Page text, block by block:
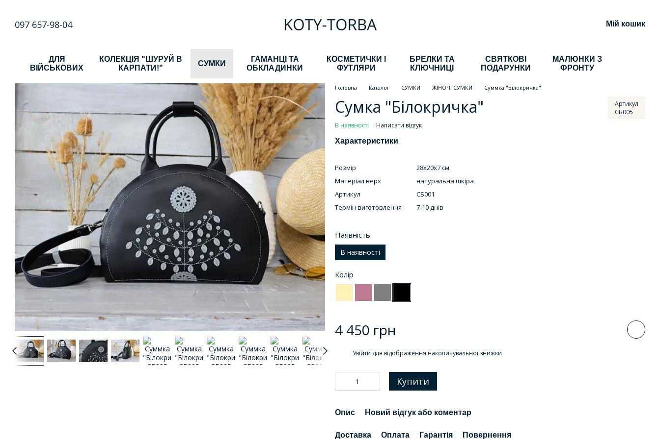
097 657-98-04 Мій кошик
ДЛЯ
ВІЙСЬКОВИХ
КОЛЕКЦІЯ "ШУРУЙ В
КАРПАТИ!"
СУМКИ
ГАМАНЦІ ТА
ОБКЛАДИНКИ
КОСМЕТИЧКИ І
ФУТЛЯРИ
БРЕЛКИ ТА
КЛЮЧНИЦІ
СВЯТКОВІ
ПОДАРУНКИ
МАЛЮНКИ З
ФРОНТУ
Головна Каталог СУМКИ ЖІНОЧІ СУМКИ Суммка "Білокричка"
Сумка "Білокричка" Артикул
СБ005
В наявності
Написати відгук
Характеристики
Розмір
28х20х7 см
Матеріал верх
натуральна шкіра
Артикул
СБ001
Термін виготовлення
7-10 днів
Наявність
В наявності
Колір
4 450 грн
Увійти для відображення накопичувальної знижки
Купити
Опис Новий відгук або коментар
Доставка Оплата Гарантія Повернення